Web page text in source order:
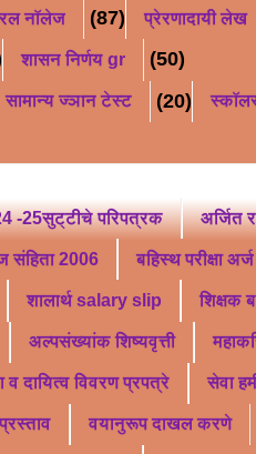
नॉलेज (87) प्रेरणादायी लेख
शासन निर्णय gr (50)
सामान्य ज्ञान टेस्ट (20)
-25सुट्टीचे परिपत्रक अर्जित
संहिता 2006 बहिस्थ परीक्षा
शालार्थ salary slip शिक्षक
अल्पसंख्यांक शिष्यवृत्ती
व दायित्व विवरण प्रपत्रे सेवा
वयानुरूप दाखल करणे